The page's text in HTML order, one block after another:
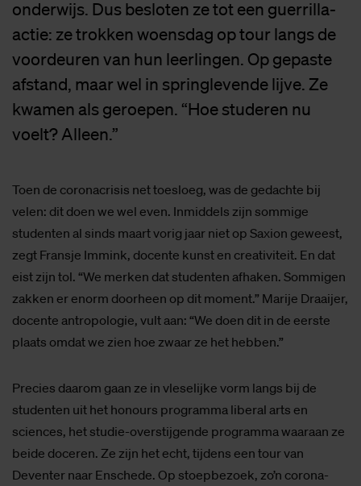
onderwijs. Dus besloten ze tot een guerrilla-
actie: ze trokken woensdag op tour langs de
voordeuren van hun leerlingen. Op gepaste
afstand, maar wel in springlevende lijve. Ze
kwamen als geroepen. “Hoe studeren nu
voelt? Alleen.”
Toen de coronacrisis net toesloeg, was de gedachte bij
velen: dit doen we wel even. Inmiddels zijn sommige
studenten al sinds maart vorig jaar niet op Saxion geweest,
zegt Fransje Immink, docente kunst en creativiteit. En dat
eist zijn tol. “We merken dat studenten afhaken. Sommigen
zakken er enorm doorheen op dit moment.” Marije Draaijer,
docente antropologie, vult aan: “We doen dit in de eerste
plaats omdat we zien hoe zwaar ze het hebben.”
Precies daarom gaan ze in vleselijke vorm langs bij de
studenten uit het honours programma liberal arts en
sciences, het studie-overstijgende programma waaraan ze
beide doceren. Ze zijn het echt, tijdens een tour van
Deventer naar Enschede. Op stoepbezoek, zo’n corona-